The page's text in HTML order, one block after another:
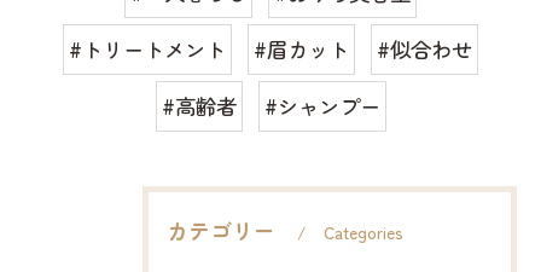
#トリートメント
#眉カット
#似合わせ
#高齢者
#シャンプー
カテゴリー Categories